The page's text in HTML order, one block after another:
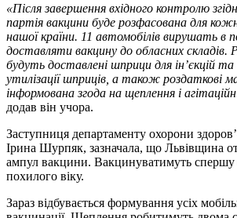
«Після завершення вхідного контролю
партія вакцини буде розфасована для
нашої країни. 11 автомобілів вирушать
доставляти вакцину до обласних складів.
будуть доставлені шприци для ін’єкцій та
утилізації шприців, а також роздаткові
інформована згода на щеплення і
додав він учора.
Заступниця департаменту охорони
Ірина Шурпяк, зазначала, що Львівщина
ампул вакцини. Вакцинуватимуть спершу
похилого віку.
Зараз відбувається формування усіх